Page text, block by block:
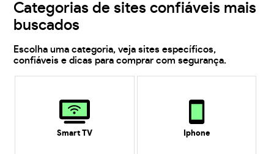
Categorias de sites confiáveis mais
buscados
Escolha uma categoria, veja sites específicos,
confiáveis e dicas para comprar com segurança.
Smart TV Iphone